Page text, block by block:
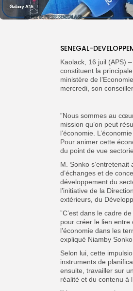
SENEGAL-
Kaolack, 16 juil (APS) –
constituent la
ministère de
mercredi, son
”Nous sommes au
mission qu’on peut
l’économie.
Pour animer cette
du point de vue
M. Sonko
d’échanges et de
développement du
l’initiative de la
extérieurs, du
”C’est dans le cadre
pour créer le lien entre
l’économie dans les
expliqué Niamby Sonko.
Selon lui, cette
instruments de
ensuite, travailler sur
réalité et du contenu à